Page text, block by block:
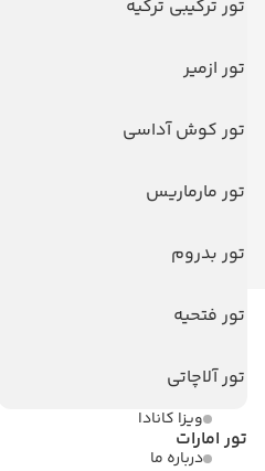
تور ترکیبی ترکیه
تور ازمیر
تور کوش آداسی
تور مارماریس
تور بدروم
تور فتحیه
تور آلاچاتی
تور امارات
ویزا
ویزا کانادا
درباره ما